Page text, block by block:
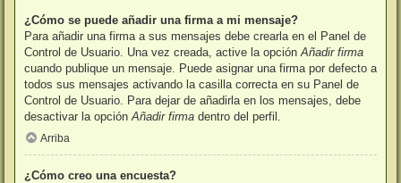
¿Cómo se puede añadir una firma a mi mensaje?
Para añadir una firma a sus mensajes debe crearla en el Panel de
Control de Usuario. Una vez creada, active la opción Añadir firma
cuando publique un mensaje. Puede asignar una firma por defecto a
todos sus mensajes activando la casilla correcta en su Panel de
Control de Usuario. Para dejar de añadirla en los mensajes, debe
desactivar la opción Añadir firma dentro del perfil.
Arriba
¿Cómo creo una encuesta?